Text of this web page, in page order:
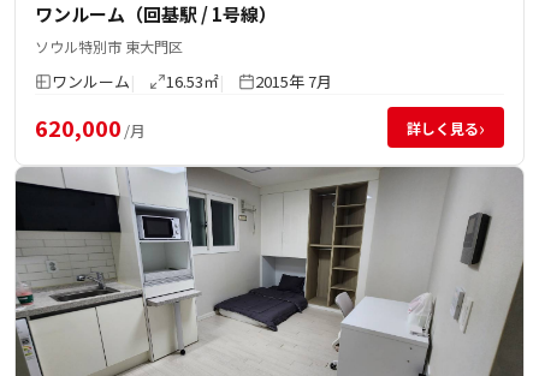
ワンルーム（回基駅 / 1号線）
ソウル特別市 東大門区
ワンルーム 16.53㎡ 2015年 7月
620,000 /月 詳しく見る›